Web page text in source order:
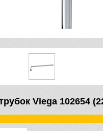
Viega 102654